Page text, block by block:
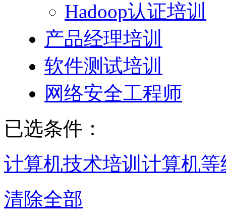
Hadoop认证培训
产品经理培训
软件测试培训
网络安全工程师
已选条件：
计算机技术培训 计算机等
清除全部